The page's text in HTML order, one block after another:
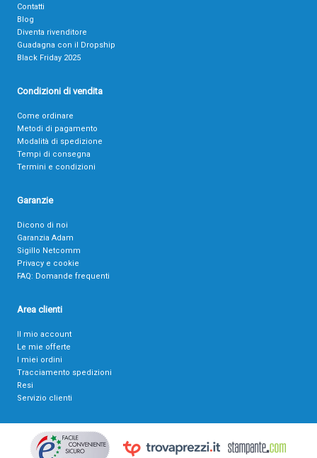
Contatti
Blog
Diventa rivenditore
Guadagna con il Dropship
Black Friday 2025
Condizioni di vendita
Come ordinare
Metodi di pagamento
Modalità di spedizione
Tempi di consegna
Termini e condizioni
Garanzie
Dicono di noi
Garanzia Adam
Sigillo Netcomm
Privacy e cookie
FAQ: Domande frequenti
Area clienti
Il mio account
Le mie offerte
I miei ordini
Tracciamento spedizioni
Resi
Servizio clienti